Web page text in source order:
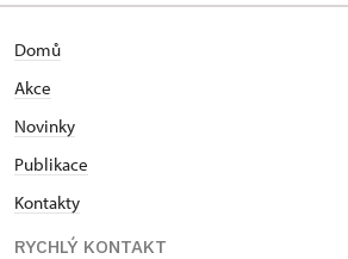
Domů
Akce
Novinky
Publikace
Kontakty
RYCHLÝ KONTAKT